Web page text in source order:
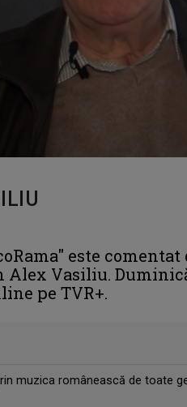
este
Vasiliu.
pe TVR+.
muzica românească de toate